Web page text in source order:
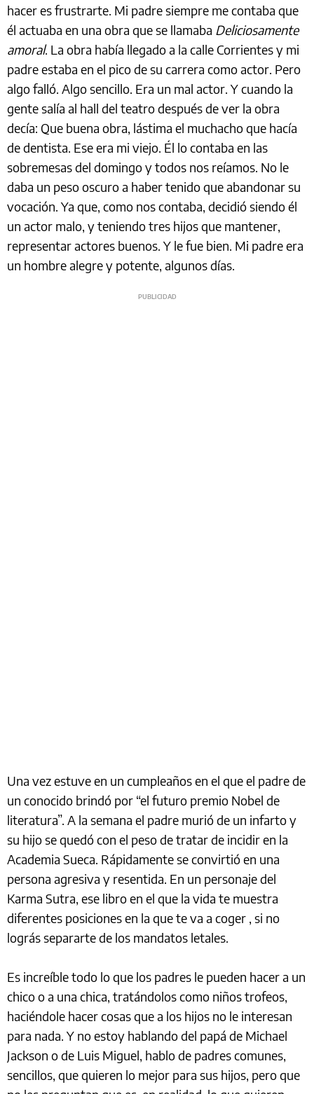
hacer es frustrarte. Mi padre siempre me contaba que
él actuaba en una obra que se llamaba Deliciosamente
amoral. La obra había llegado a la calle Corrientes y mi
padre estaba en el pico de su carrera como actor. Pero
algo falló. Algo sencillo. Era un mal actor. Y cuando la
gente salía al hall del teatro después de ver la obra
decía: Que buena obra, lástima el muchacho que hacía
de dentista. Ese era mi viejo. Él lo contaba en las
sobremesas del domingo y todos nos reíamos. No le
daba un peso oscuro a haber tenido que abandonar su
vocación. Ya que, como nos contaba, decidió siendo él
un actor malo, y teniendo tres hijos que mantener,
representar actores buenos. Y le fue bien. Mi padre era
un hombre alegre y potente, algunos días.
Una vez estuve en un cumpleaños en el que el padre de
un conocido brindó por “el futuro premio Nobel de
literatura”. A la semana el padre murió de un infarto y
su hijo se quedó con el peso de tratar de incidir en la
Academia Sueca. Rápidamente se convirtió en una
persona agresiva y resentida. En un personaje del
Karma Sutra, ese libro en el que la vida te muestra
diferentes posiciones en la que te va a coger , si no
lográs separarte de los mandatos letales.
Es increíble todo lo que los padres le pueden hacer a un
chico o a una chica, tratándolos como niños trofeos,
haciéndole hacer cosas que a los hijos no le interesan
para nada. Y no estoy hablando del papá de Michael
Jackson o de Luis Miguel, hablo de padres comunes,
sencillos, que quieren lo mejor para sus hijos, pero que